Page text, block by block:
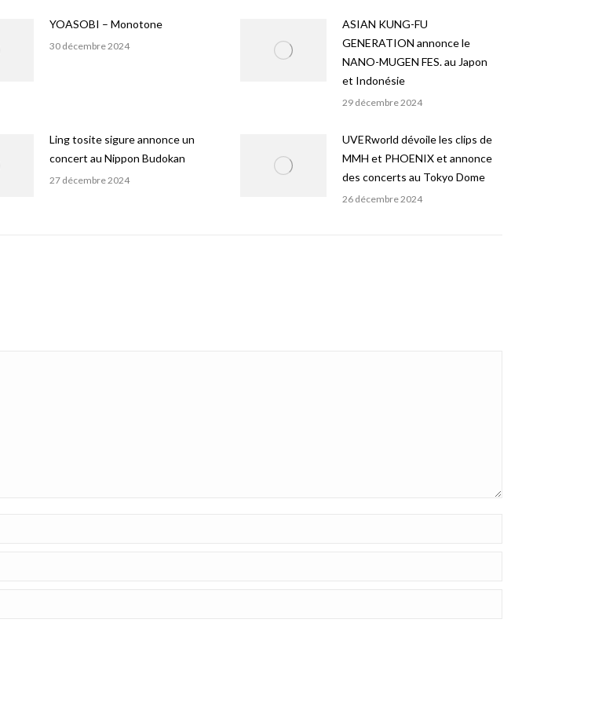
YOASOBI – Monotone
30 décembre 2024
ASIAN KUNG-FU
GENERATION annonce le
NANO-MUGEN FES. au Japon
et Indonésie
29 décembre 2024
Ling tosite sigure annonce un
concert au Nippon Budokan
27 décembre 2024
UVERworld dévoile les clips de
MMH et PHOENIX et annonce
des concerts au Tokyo Dome
26 décembre 2024